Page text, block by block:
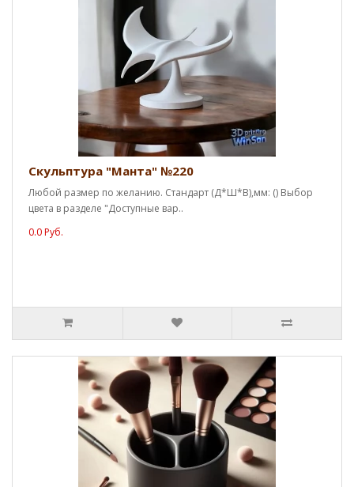
Скульптура "Манта" №220
Любой размер по желанию. Стандарт (Д*Ш*В),мм: () Выбор
цвета в разделе "Доступные вар..
0.0 Руб.